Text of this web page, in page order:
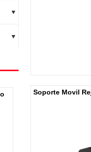
Cargador de red
Soporte Movil